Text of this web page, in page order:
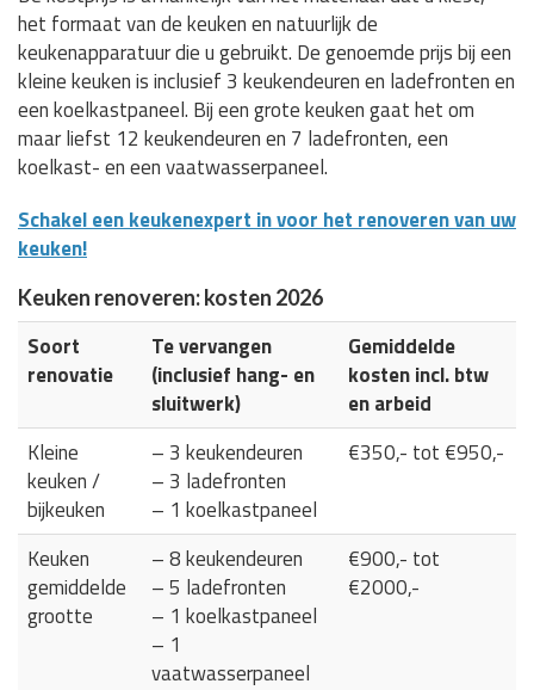
het formaat van de keuken en natuurlijk de
keukenapparatuur die u gebruikt. De genoemde prijs bij een
kleine keuken is inclusief 3 keukendeuren en ladefronten en
een koelkastpaneel. Bij een grote keuken gaat het om
maar liefst 12 keukendeuren en 7 ladefronten, een
koelkast- en een vaatwasserpaneel.
Schakel een keukenexpert in voor het renoveren van uw
keuken!
Keuken renoveren: kosten 2026
Soort
renovatie
Te vervangen
(inclusief hang- en
sluitwerk)
Gemiddelde
kosten incl. btw
en arbeid
Kleine
keuken /
bijkeuken
– 3 keukendeuren
– 3 ladefronten
– 1 koelkastpaneel
€350,- tot €950,-
Keuken
gemiddelde
grootte
– 8 keukendeuren
– 5 ladefronten
– 1 koelkastpaneel
– 1
vaatwasserpaneel
€900,- tot
€2000,-